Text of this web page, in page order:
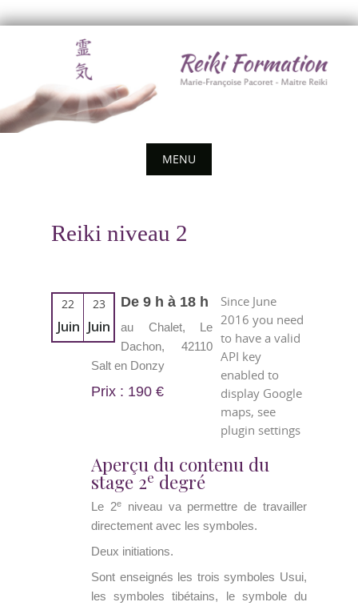
MENU
Reiki niveau 2
22
Juin
23
Juin
Since June
2016 you need
to have a valid
API key
enabled to
display Google
maps, see
plugin settings
De 9 h à 18 h
au Chalet, Le
Dachon, 42110
Salt en Donzy
Prix : 190 €
Aperçu du contenu du
stage 2e degré
Le 2eniveau va permettre de travailler
directement avec les symboles.
Deux initiations.
Sont enseignés les trois symboles Usui,
les symboles tibétains, le symbole du